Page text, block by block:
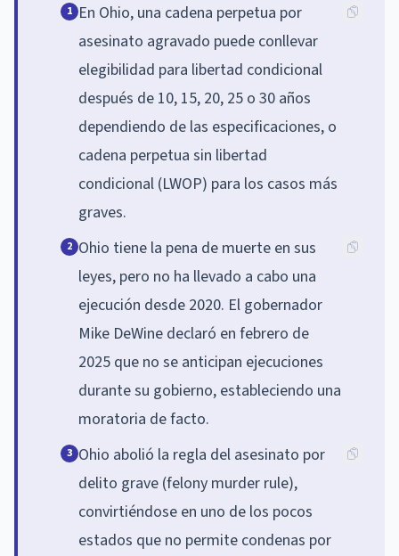
1 En Ohio, una cadena perpetua por
asesinato agravado puede conllevar
elegibilidad para libertad condicional
después de 10, 15, 20, 25 o 30 años
dependiendo de las especificaciones, o
cadena perpetua sin libertad
condicional (LWOP) para los casos más
graves.
2 Ohio tiene la pena de muerte en sus
leyes, pero no ha llevado a cabo una
ejecución desde 2020. El gobernador
Mike DeWine declaró en febrero de
2025 que no se anticipan ejecuciones
durante su gobierno, estableciendo una
moratoria de facto.
3 Ohio abolió la regla del asesinato por
delito grave (felony murder rule),
convirtiéndose en uno de los pocos
estados que no permite condenas por